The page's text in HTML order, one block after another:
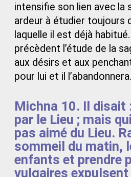
intensifie son lien avec la
ardeur à étudier toujours
laquelle il est déjà
précèdent l’étude de la
aux désirs et aux
pour lui et il l’abandonnera.
Michna 10. Il disait
par le Lieu ; mais
pas aimé du Lieu.
sommeil du matin,
enfants et prendre
vulgaires expulsent